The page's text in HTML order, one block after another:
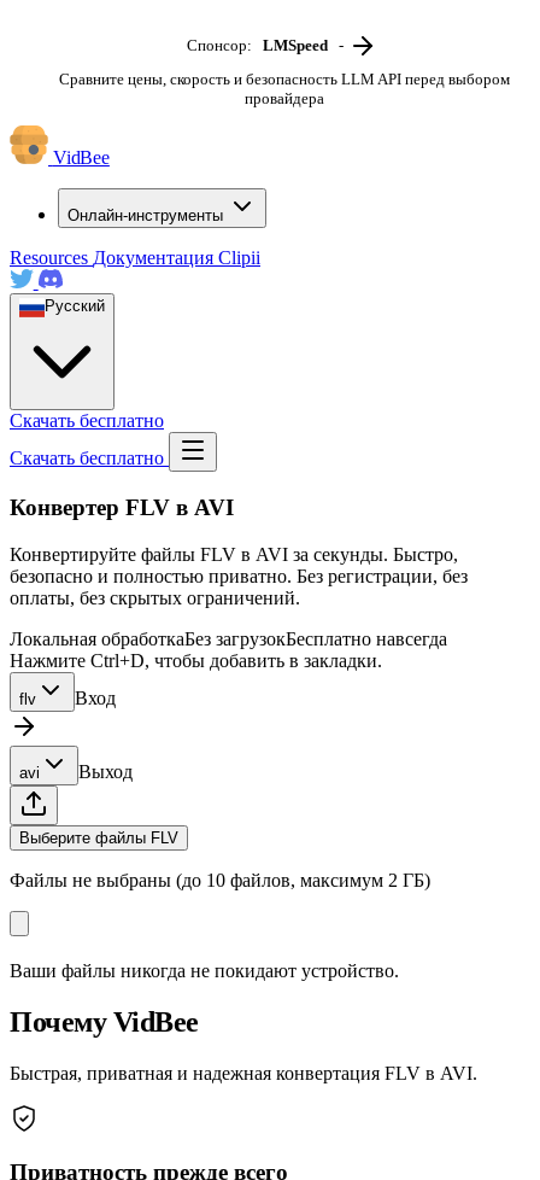
Спонсор: LMSpeed -
Сравните цены, скорость и безопасность LLM API перед выбором
провайдера
VidBee
Онлайн-инструменты
Resources Документация Clipii
Русский
Скачать бесплатно
Скачать бесплатно
Конвертер FLV в AVI
Конвертируйте файлы FLV в AVI за секунды. Быстро,
безопасно и полностью приватно. Без регистрации, без
оплаты, без скрытых ограничений.
Локальная обработкаБез загрузокБесплатно навсегда
Нажмите Ctrl+D, чтобы добавить в закладки.
flv Вход
avi Выход
Выберите файлы FLV
Файлы не выбраны (до 10 файлов, максимум 2 ГБ)
Ваши файлы никогда не покидают устройство.
Почему VidBee
Быстрая, приватная и надежная конвертация FLV в AVI.
Приватность прежде всего